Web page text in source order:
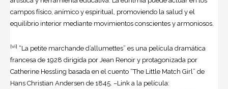
campos físico, anímico y espiritual, promoviendo la salud y el
equilibrio interior mediante movimientos conscientes y armoniosos.
[vi] “La petite marchande d’allumettes” es una película dramática
francesa de 1928 dirigida por Jean Renoir y protagonizada por
Catherine Hessling basada en el cuento “The Little Match Girl” de
Hans Christian Andersen de 1845. –Link a la película: